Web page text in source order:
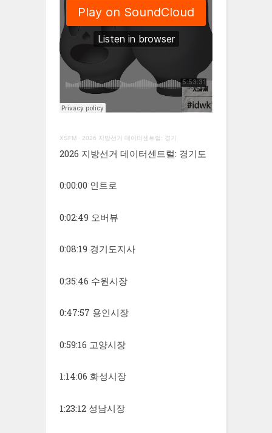
XSFM · 2026 지방선거 데이터센트럴: 경기
2026 지방선거 데이터센트럴: 경기도
0:00:00 인트로
0:02:49 오버뷰
0:08:19 경기도지사
0:35:46 수원시장
0:47:57 용인시장
0:59:16 고양시장
1:14:06 화성시장
1:23:12 성남시장